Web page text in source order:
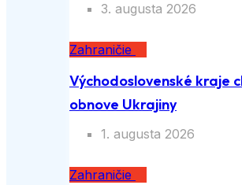
3. augusta 2026
Zahraničie
Východoslovenské kraje
obnove Ukrajiny
1. augusta 2026
Zahraničie